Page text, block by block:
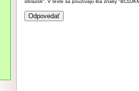
obrázok". V texte sa používajú iba znaky